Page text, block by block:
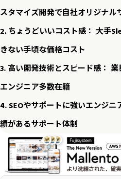
スタマイズ開発で自社オリジナル
2. ちょうどいいコスト感： 大手
きない手頃な価格コスト
3. 高い開発技術とスピード感：
エンジニア多数在籍
4. SEOやサポートに強いエンジニ
績があるサポート体制